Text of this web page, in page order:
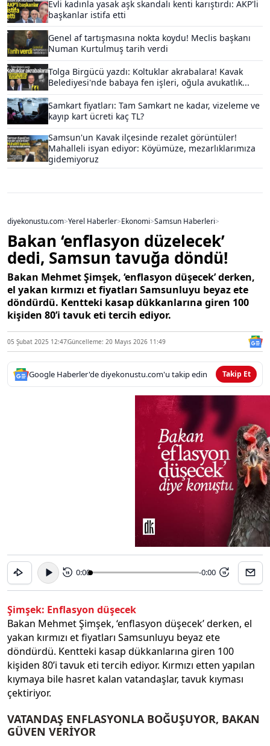
Evli kadınla yasak aşk skandalı kenti karıştırdı: AKP'li
başkanlar istifa etti
Genel af tartışmasına nokta koydu! Meclis başkanı
Numan Kurtulmuş tarih verdi
Tolga Birgücü yazdı: Koltuklar akrabalara! Kavak
Belediyesi'nde babaya fen işleri, oğula avukatlık...
Samkart fiyatları: Tam Samkart ne kadar, vizeleme ve
kayıp kart ücreti kaç TL?
Samsun'un Kavak ilçesinde rezalet görüntüler!
Mahalleli isyan ediyor: Köyümüze, mezarlıklarımıza
gidemiyoruz
diyekonustu.com>Yerel Haberler>Ekonomi>Samsun Haberleri>
Bakan ‘enflasyon düzelecek’
dedi, Samsun tavuğa döndü!
Bakan Mehmet Şimşek, ‘enflasyon düşecek’ derken,
el yakan kırmızı et fiyatları Samsunluyu beyaz ete
döndürdü. Kentteki kasap dükkanlarına giren 100
kişiden 80’i tavuk eti tercih ediyor.
05 Şubat 2025 12:47Güncelleme: 20 Mayıs 2026 11:49
Google Haberler'de diyekonustu.com'u takip edin Takip Et
15 0:00 -0:00 15
Şimşek: Enflasyon düşecek
Bakan Mehmet Şimşek, ‘enflasyon düşecek’ derken, el
yakan kırmızı et fiyatları Samsunluyu beyaz ete
döndürdü. Kentteki kasap dükkanlarına giren 100
kişiden 80’i tavuk eti tercih ediyor. Kırmızı etten yapılan
kıymaya bile hasret kalan vatandaşlar, tavuk kıyması
çektiriyor.
VATANDAŞ ENFLASYONLA BOĞUŞUYOR, BAKAN
GÜVEN VERİYOR